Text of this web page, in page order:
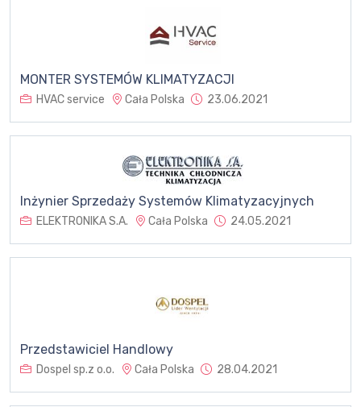
MONTER SYSTEMÓW KLIMATYZACJI
HVAC service Cała Polska 23.06.2021
Inżynier Sprzedaży Systemów Klimatyzacyjnych
ELEKTRONIKA S.A. Cała Polska 24.05.2021
Przedstawiciel Handlowy
Dospel sp.z o.o. Cała Polska 28.04.2021